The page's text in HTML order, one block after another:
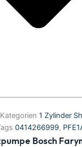
Kategorien 1 Zylinder
0414266999,
Bosch